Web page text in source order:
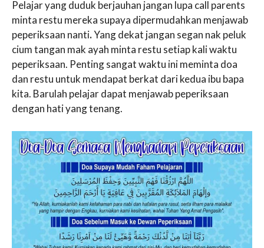
Pelajar yang duduk berjauhan jangan lupa call parents
minta restu mereka supaya dipermudahkan menjawab
peperiksaan nanti.Yang dekat jangan segan nak peluk
cium tangan mak ayah minta restu setiap kali waktu
peperiksaan. Penting sangat waktu ini meminta doa
dan restu untuk mendapat berkat dari kedua ibu bapa
kita. Barulah pelajar dapat menjawab peperiksaan
dengan hati yang tenang.